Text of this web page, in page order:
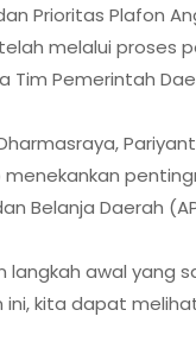
Prioritas Plafon
melalui proses
Tim Pemerintah
Belanja Daerah
langkah awal
ini, kita dapat